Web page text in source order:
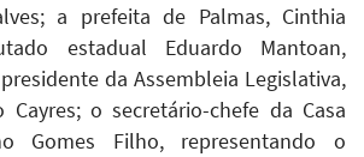
a prefeita de Palmas, Cinthia
estadual Eduardo Mantoan,
da Assembleia Legislativa,
Cayres; o secretário-chefe da Casa
Gomes Filho, representando o